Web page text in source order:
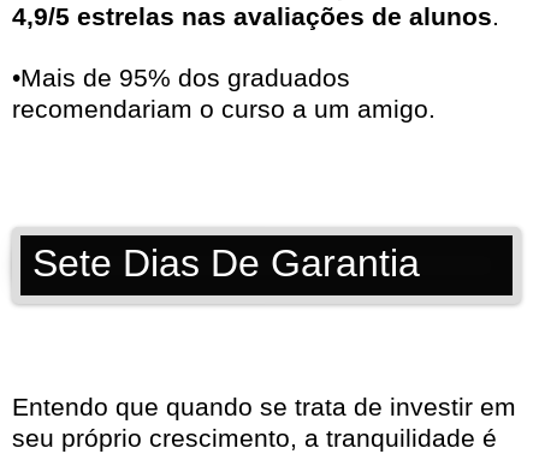
4,9/5 estrelas nas avaliações de alunos.
•Mais de 95% dos graduados
recomendariam o curso a um amigo.
Sete Dias De Garantia
Entendo que quando se trata de investir em
seu próprio crescimento, a tranquilidade é